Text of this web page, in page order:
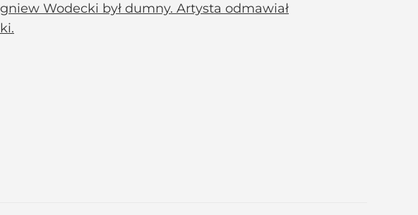
Wodecki był dumny. Artysta odmawiał